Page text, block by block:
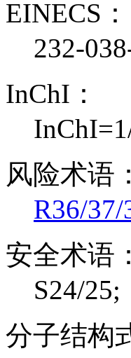
EINECS：
232-
InChI：
风险术语：
R36/37/
安全术语：
S24/25;
分子结构